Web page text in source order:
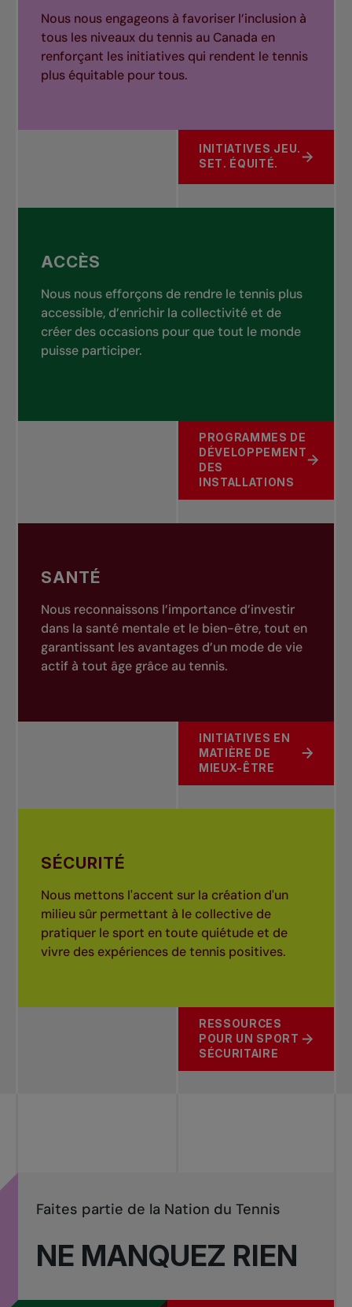
Nous nous engageons à favoriser l’inclusion à
tous les niveaux du tennis au Canada en
renforçant les initiatives qui rendent le tennis
plus équitable pour tous.
INITIATIVES JEU.
SET. ÉQUITÉ.
À PROPOS DE ÉQUITÉ
ACCÈS
Nous nous efforçons de rendre le tennis plus
accessible, d’enrichir la collectivité et de
créer des occasions pour que tout le monde
puisse participer.
PROGRAMMES DE
DÉVELOPPEMENT
DES
INSTALLATIONS
À PROPOS DE ACCÈS
SANTÉ
Nous reconnaissons l’importance d’investir
dans la santé mentale et le bien-être, tout en
garantissant les avantages d’un mode de vie
actif à tout âge grâce au tennis.
INITIATIVES EN
MATIÈRE DE
MIEUX-ÊTRE
À PROPOS DE SANTÉ
SÉCURITÉ
Nous mettons l'accent sur la création d'un
milieu sûr permettant à le collective de
pratiquer le sport en toute quiétude et de
vivre des expériences de tennis positives.
RESSOURCES
POUR UN SPORT
SÉCURITAIRE
À PROPOS DE SÉCURITÉ
NE MANQUEZ RIEN
Faites partie de la Nation du Tennis